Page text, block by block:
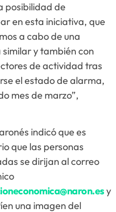
posibilidad de
en esta iniciativa, que
a cabo de una
y también con
de actividad tras
el estado de alarma,
mes de marzo”,
indicó que es
que las personas
se dirijan al correo
y
una imagen del